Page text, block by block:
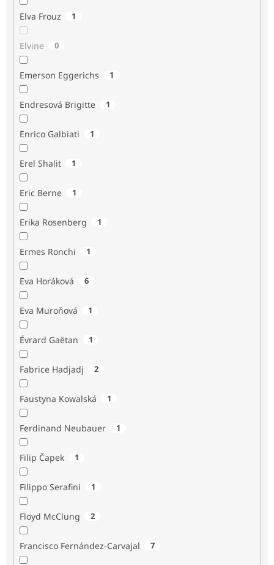
Elva Frouz 1
Elvine 0
Emerson Eggerichs 1
Endresová Brigitte 1
Enrico Galbiati 1
Erel Shalit 1
Eric Berne 1
Erika Rosenberg 1
Ermes Ronchi 1
Eva Horáková 6
Eva Muroňová 1
Évrard Gaëtan 1
Fabrice Hadjadj 2
Faustyna Kowalská 1
Ferdinand Neubauer 1
Filip Čapek 1
Filippo Serafini 1
Floyd McClung 2
Francisco Fernández-Carvajal 7